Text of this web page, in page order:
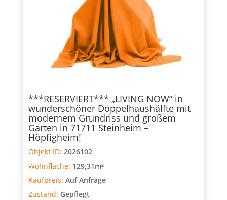
***RESERVIERT*** „LIVING NOW“ in
wunderschöner Doppelhaushälfte mit
modernem Grundriss und großem
Garten in 71711 Steinheim –
Höpfigheim!
Objekt ID: 2026102
Wohnfläche: 129,31m²
Kaufpreis: Auf Anfrage
Zustand: Gepflegt